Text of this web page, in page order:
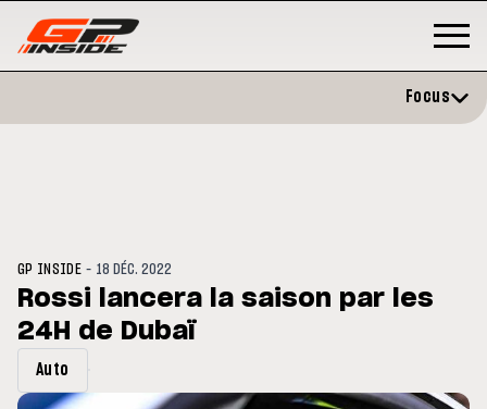
du GP de Grande-
Focus
GP INSIDE - 18 DÉC. 2022
Rossi lancera la saison par les
24H de Dubaï
Auto